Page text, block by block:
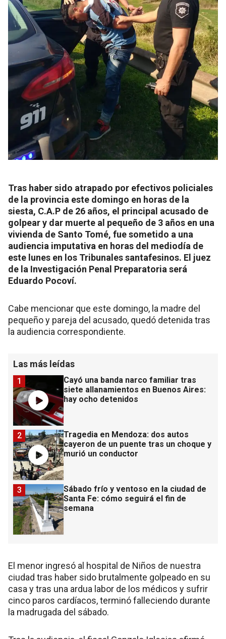
Tras haber sido atrapado por efectivos policiales
de la provincia este domingo en horas de la
siesta, C.A.P de 26 años, el principal acusado de
golpear y dar muerte al pequeño de 3 años en una
vivienda de Santo Tomé, fue sometido a una
audiencia imputativa en horas del mediodía de
este lunes en los Tribunales santafesinos. El juez
de la Investigación Penal Preparatoria será
Eduardo Pocoví.
Cabe mencionar que este domingo, la madre del
pequeño y pareja del acusado, quedó detenida tras
la audiencia correspondiente.
Las más leídas
Cayó una banda narco familiar tras
siete allanamientos en Buenos Aires:
hay ocho detenidos
1
Tragedia en Mendoza: dos autos
cayeron de un puente tras un choque y
murió un conductor
2
Sábado frío y ventoso en la ciudad de
Santa Fe: cómo seguirá el fin de
semana
3
El menor ingresó al hospital de Niños de nuestra
ciudad tras haber sido brutalmente golpeado en su
casa y tras una ardua labor de los médicos y sufrir
cinco paros cardíacos, terminó falleciendo durante
la madrugada del sábado.